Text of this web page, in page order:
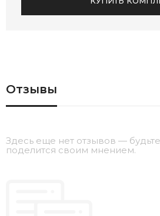
Отзывы
Здесь еще нет отзывов —
поделится своим мнением.